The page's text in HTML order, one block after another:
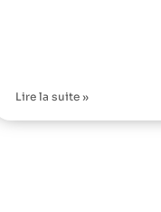
Lire la suite »